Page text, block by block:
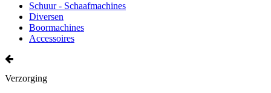
Schuur - Schaafmachines
Diversen
Boormachines
Accessoires
Verzorging